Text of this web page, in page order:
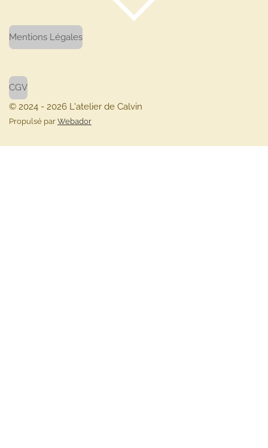
Mentions Légales
CGV
© 2024 - 2026 L'atelier de Calvin
Propulsé par Webador